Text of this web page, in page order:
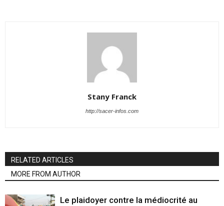
Stany Franck
http://sacer-infos.com
RELATED ARTICLES
MORE FROM AUTHOR
Le plaidoyer contre la médiocrité au